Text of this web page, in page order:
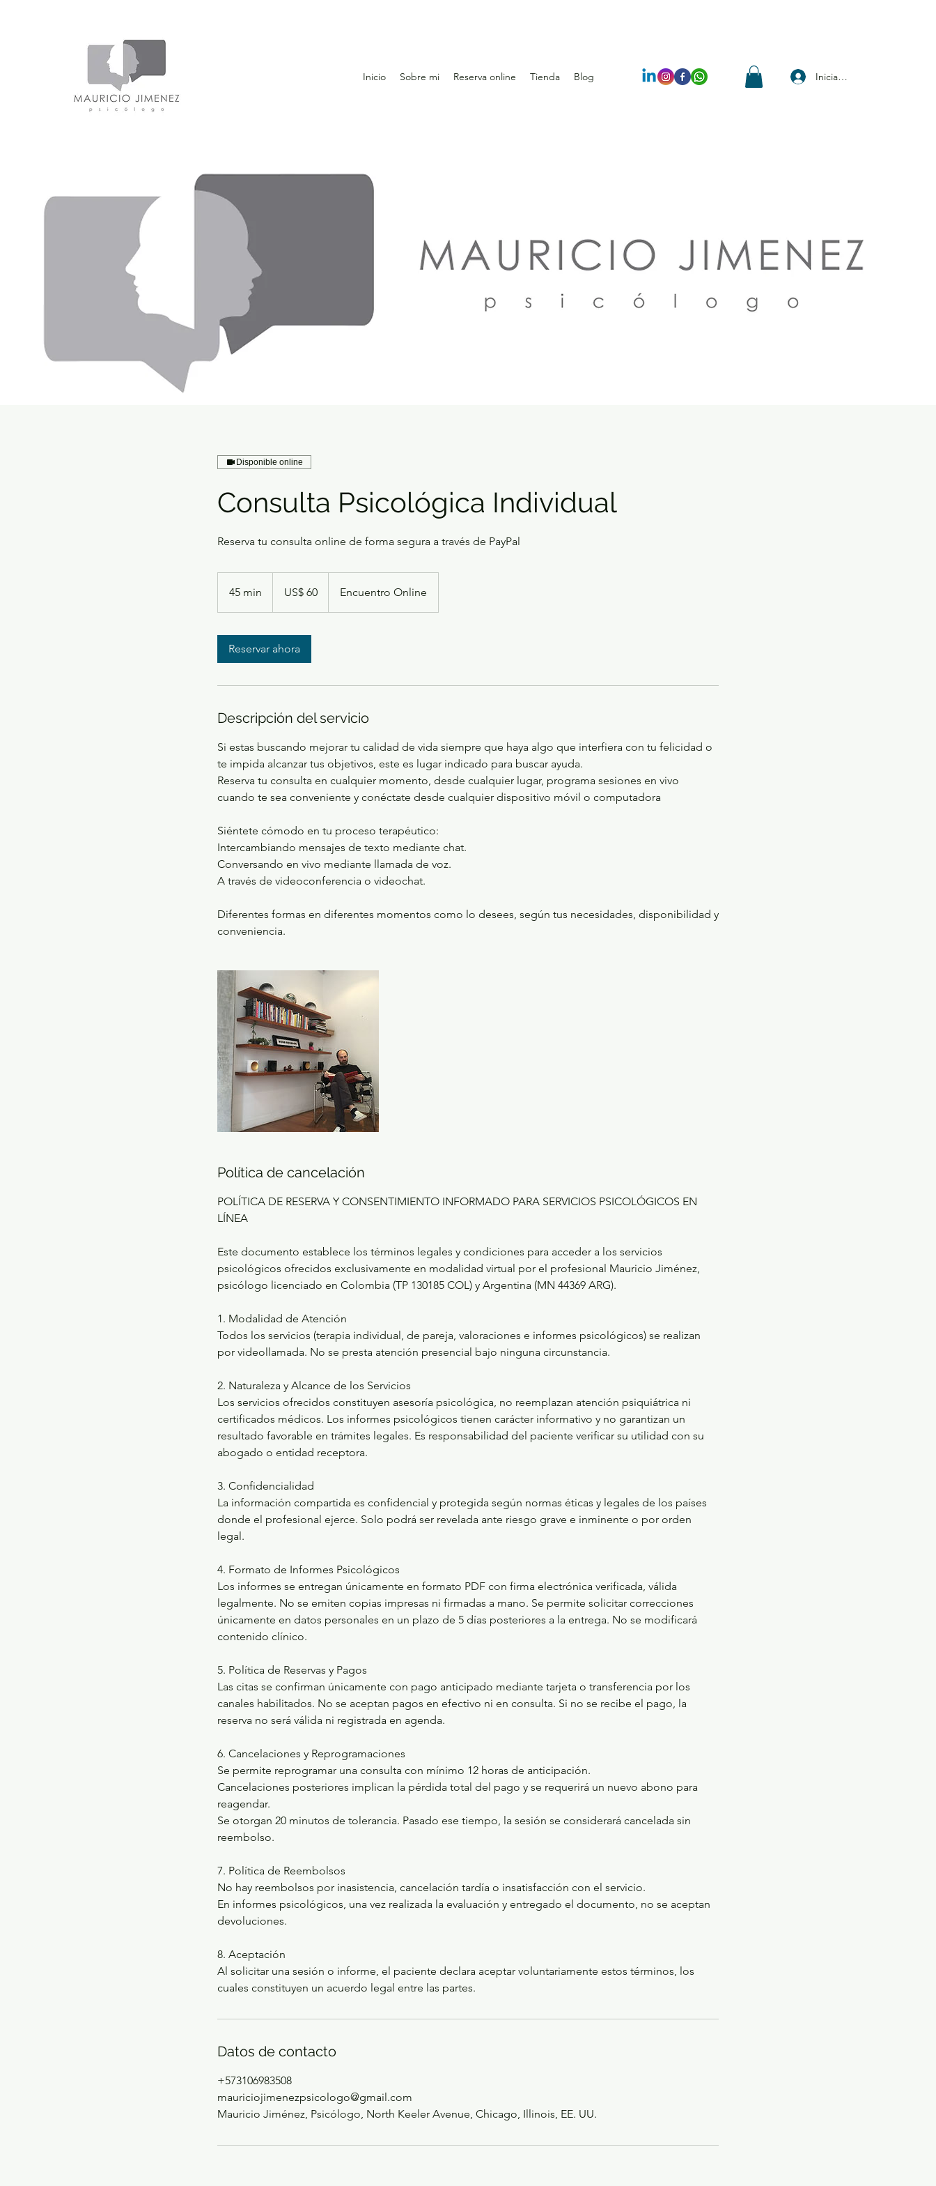
Inicio Sobre mi Reserva online Tienda Blog Iniciar sesión
Disponible online
Consulta Psicológica Individual
Reserva tu consulta online de forma segura a través de PayPal
45 min
5
estadounidenses
US$ 60 Encuentro Online
Reservar ahora
Descripción del servicio
Si estas buscando mejorar tu calidad de vida siempre que haya algo que interfiera con tu felicidad o
te impida alcanzar tus objetivos, este es lugar indicado para buscar ayuda.
Reserva tu consulta en cualquier momento, desde cualquier lugar, programa sesiones en vivo
cuando te sea conveniente y conéctate desde cualquier dispositivo móvil o computadora
Siéntete cómodo en tu proceso terapéutico:
Intercambiando mensajes de texto mediante chat.
Conversando en vivo mediante llamada de voz.
A través de videoconferencia o videochat.
Diferentes formas en diferentes momentos como lo desees, según tus necesidades, disponibilidad y
conveniencia.
Política de cancelación
POLÍTICA DE RESERVA Y CONSENTIMIENTO INFORMADO PARA SERVICIOS PSICOLÓGICOS EN
LÍNEA
Este documento establece los términos legales y condiciones para acceder a los servicios
psicológicos ofrecidos exclusivamente en modalidad virtual por el profesional Mauricio Jiménez,
psicólogo licenciado en Colombia (TP 130185 COL) y Argentina (MN 44369 ARG).
1. Modalidad de Atención
Todos los servicios (terapia individual, de pareja, valoraciones e informes psicológicos) se realizan
por videollamada. No se presta atención presencial bajo ninguna circunstancia.
2. Naturaleza y Alcance de los Servicios
Los servicios ofrecidos constituyen asesoría psicológica, no reemplazan atención psiquiátrica ni
certificados médicos. Los informes psicológicos tienen carácter informativo y no garantizan un
resultado favorable en trámites legales. Es responsabilidad del paciente verificar su utilidad con su
abogado o entidad receptora.
3. Confidencialidad
La información compartida es confidencial y protegida según normas éticas y legales de los países
donde el profesional ejerce. Solo podrá ser revelada ante riesgo grave e inminente o por orden
legal.
4. Formato de Informes Psicológicos
Los informes se entregan únicamente en formato PDF con firma electrónica verificada, válida
legalmente. No se emiten copias impresas ni firmadas a mano. Se permite solicitar correcciones
únicamente en datos personales en un plazo de 5 días posteriores a la entrega. No se modificará
contenido clínico.
5. Política de Reservas y Pagos
Las citas se confirman únicamente con pago anticipado mediante tarjeta o transferencia por los
canales habilitados. No se aceptan pagos en efectivo ni en consulta. Si no se recibe el pago, la
reserva no será válida ni registrada en agenda.
6. Cancelaciones y Reprogramaciones
Se permite reprogramar una consulta con mínimo 12 horas de anticipación.
Cancelaciones posteriores implican la pérdida total del pago y se requerirá un nuevo abono para
reagendar.
Se otorgan 20 minutos de tolerancia. Pasado ese tiempo, la sesión se considerará cancelada sin
reembolso.
7. Política de Reembolsos
No hay reembolsos por inasistencia, cancelación tardía o insatisfacción con el servicio.
En informes psicológicos, una vez realizada la evaluación y entregado el documento, no se aceptan
devoluciones.
8. Aceptación
Al solicitar una sesión o informe, el paciente declara aceptar voluntariamente estos términos, los
cuales constituyen un acuerdo legal entre las partes.
Datos de contacto
+573106983508
mauriciojimenezpsicologo@gmail.com
Mauricio Jiménez, Psicólogo, North Keeler Avenue, Chicago, Illinois, EE. UU.